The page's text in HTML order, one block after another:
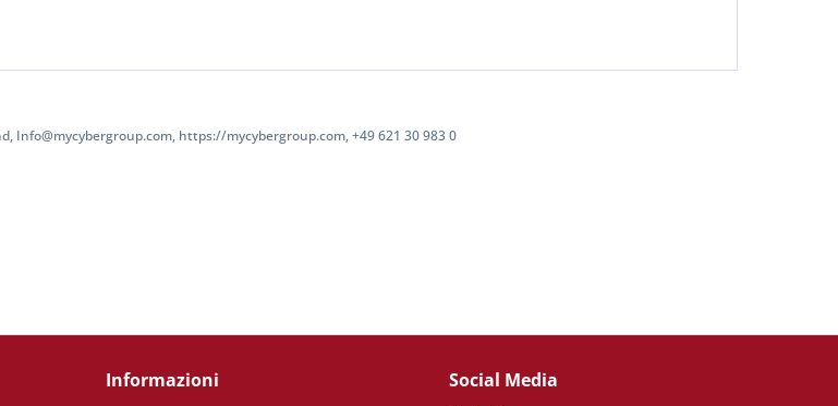
Info@mycybergroup.com, https://mycybergroup.com, +49 621 30 983 0
Informazioni Social Media